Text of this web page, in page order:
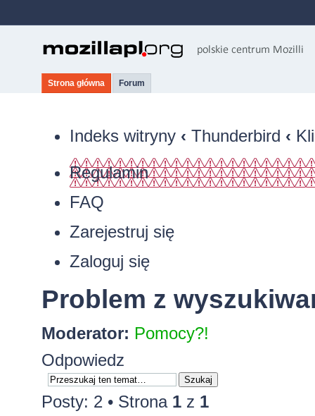
Strona główna Forum
Indeks witryny ‹ Thunderbird ‹
Regulamin
FAQ
Zarejestruj się
Zaloguj się
Problem z
Moderator: Pomocy?!
Odpowiedz
Posty: 2 • Strona 1z 1